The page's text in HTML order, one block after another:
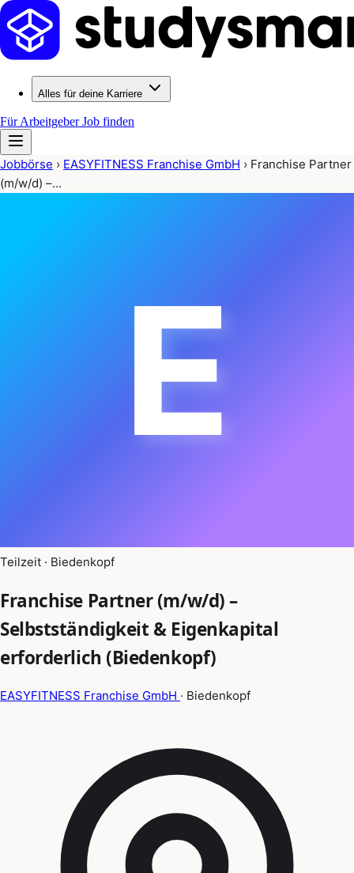
Alles für deine Karriere
Für ArbeitgeberJob finden
Jobbörse › EASYFITNESS Franchise GmbH › Franchise Partner
(m/w/d) –…
E
Teilzeit · Biedenkopf
Franchise Partner (m/w/d) –
Selbstständigkeit & Eigenkapital
erforderlich (Biedenkopf)
EASYFITNESS Franchise GmbH · Biedenkopf